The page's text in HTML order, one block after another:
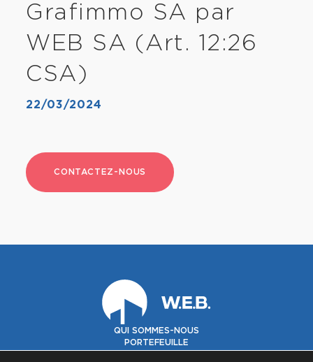
22/03/2024
Grafimmo SA par
WEB SA (Art. 12:26
CSA)
CONTACTEZ-NOUS
QUI SOMMES-NOUS
PORTEFEUILLE